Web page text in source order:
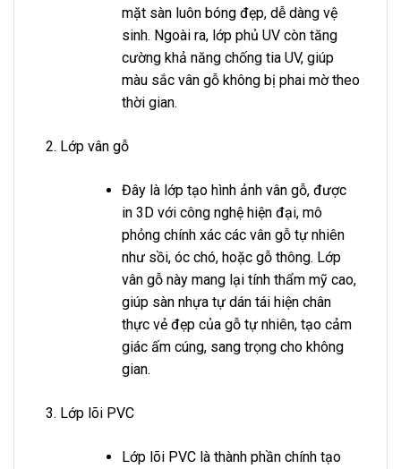
mặt sàn luôn bóng đẹp, dễ dàng vệ
sinh. Ngoài ra, lớp phủ UV còn tăng
cường khả năng chống tia UV, giúp
màu sắc vân gỗ không bị phai mờ theo
thời gian.
Lớp vân gỗ
Đây là lớp tạo hình ảnh vân gỗ, được
in 3D với công nghệ hiện đại, mô
phỏng chính xác các vân gỗ tự nhiên
như sồi, óc chó, hoặc gỗ thông. Lớp
vân gỗ này mang lại tính thẩm mỹ cao,
giúp sàn nhựa tự dán tái hiện chân
thực vẻ đẹp của gỗ tự nhiên, tạo cảm
giác ấm cúng, sang trọng cho không
gian.
Lớp lõi PVC
Lớp lõi PVC là thành phần chính tạo